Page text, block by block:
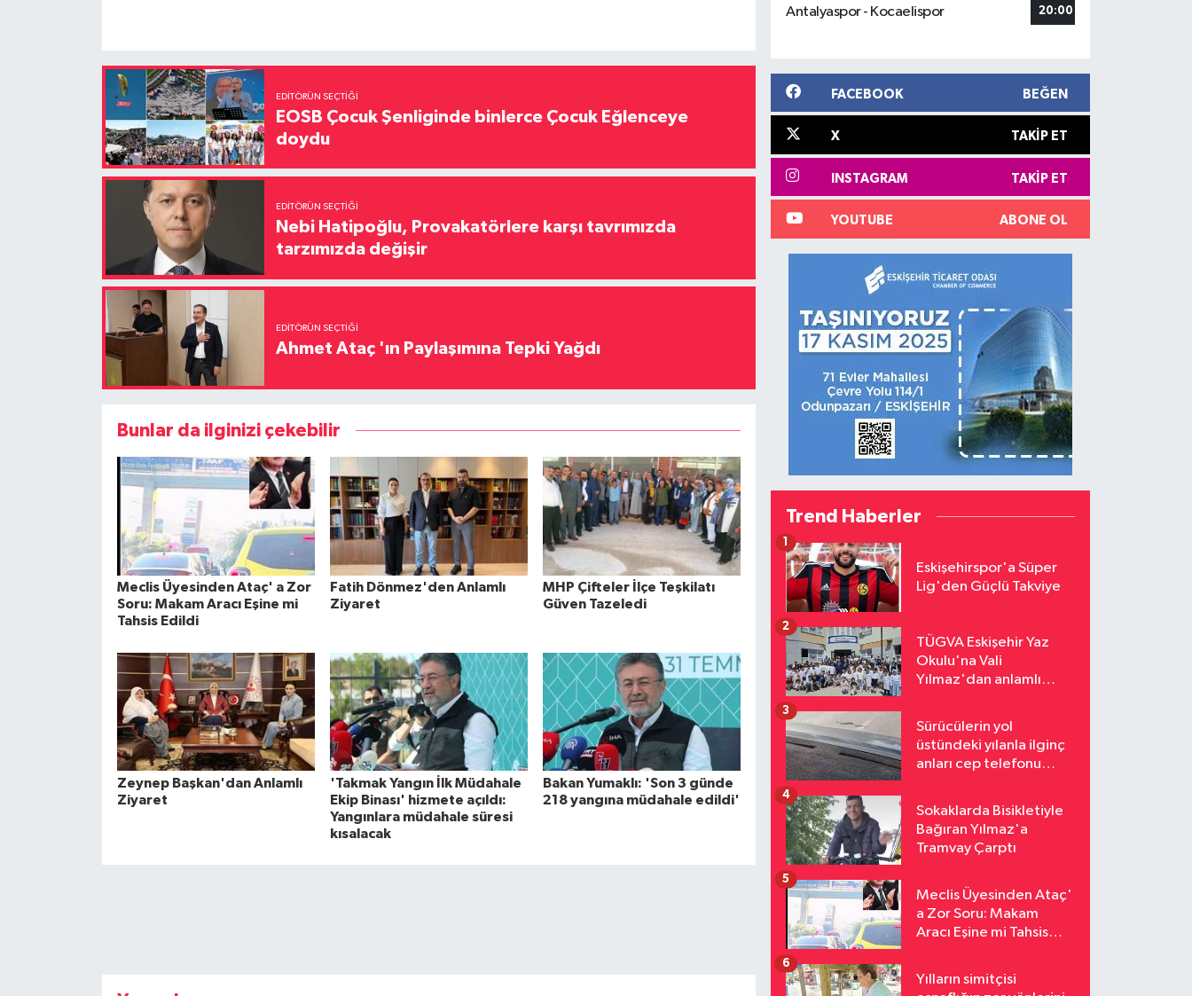
EDITÖRÜN SEÇTIĞI
EOSB Çocuk Şenliginde binlerce Çocuk Eğlenceye
doydu
EDITÖRÜN SEÇTIĞI
Nebi Hatipoğlu, Provakatörlere karşı tavrımızda
tarzımızda değişir
EDITÖRÜN SEÇTIĞI
Ahmet Ataç 'ın Paylaşımına Tepki Yağdı
Bunlar da ilginizi çekebilir
Meclis Üyesinden Ataç' a Zor
Soru: Makam Aracı Eşine mi
Tahsis Edildi
Fatih Dönmez'den Anlamlı
Ziyaret
MHP Çifteler İlçe Teşkilatı
Güven Tazeledi
Zeynep Başkan'dan Anlamlı
Ziyaret
'Takmak Yangın İlk Müdahale
Ekip Binası' hizmete açıldı:
Yangınlara müdahale süresi
kısalacak
Bakan Yumaklı: 'Son 3 günde
218 yangına müdahale edildi'
Antalyaspor - Kocaelispor 20:00
FACEBOOK BEĞEN
X TAKIP ET
INSTAGRAM TAKIP ET
YOUTUBE ABONE OL
Trend Haberler
Eskişehirspor'a Süper
Lig'den Güçlü Takviye
1
TÜGVA Eskişehir Yaz
Okulu'na Vali
Yılmaz'dan anlamlı
2
Sürücülerin yol
üstündeki yılanla ilginç
anları cep telefonu
3
Sokaklarda Bisikletiyle
Bağıran Yılmaz'a
Tramvay Çarptı
4
Meclis Üyesinden Ataç'
a Zor Soru: Makam
Aracı Eşine mi Tahsis
5
Yılların simitçisi
6